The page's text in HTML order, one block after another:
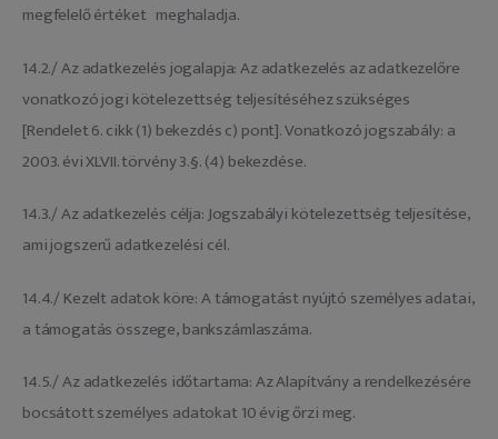
megfelelő értéket meghaladja.
14.2./ Az adatkezelés jogalapja: Az adatkezelés az adatkezelőre
vonatkozó jogi kötelezettség teljesítéséhez szükséges
[Rendelet 6. cikk (1) bekezdés c) pont]. Vonatkozó jogszabály: a
2003. évi XLVII. törvény 3.§. (4) bekezdése.
14.3./ Az adatkezelés célja: Jogszabályi kötelezettség teljesítése,
ami jogszerű adatkezelési cél.
14.4./ Kezelt adatok köre: A támogatást nyújtó személyes adatai,
a támogatás összege, bankszámlaszáma.
14.5./ Az adatkezelés időtartama: Az Alapítvány a rendelkezésére
bocsátott személyes adatokat 10 évig őrzi meg.